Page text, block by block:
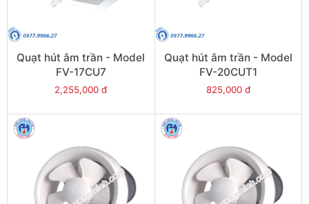
Quạt hút âm trần - Model
FV-17CU7
2,255,000 đ
Quạt hút âm trần - Model
FV-20CUT1
825,000 đ